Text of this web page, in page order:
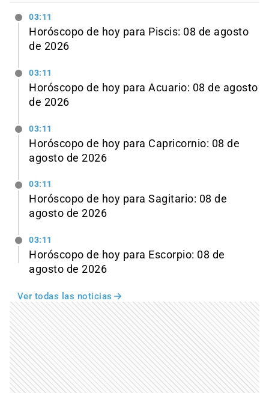
03:11
Horóscopo de hoy para Piscis: 08 de agosto
de 2026
03:11
Horóscopo de hoy para Acuario: 08 de agosto
de 2026
03:11
Horóscopo de hoy para Capricornio: 08 de
agosto de 2026
03:11
Horóscopo de hoy para Sagitario: 08 de
agosto de 2026
03:11
Horóscopo de hoy para Escorpio: 08 de
agosto de 2026
Ver todas las noticias